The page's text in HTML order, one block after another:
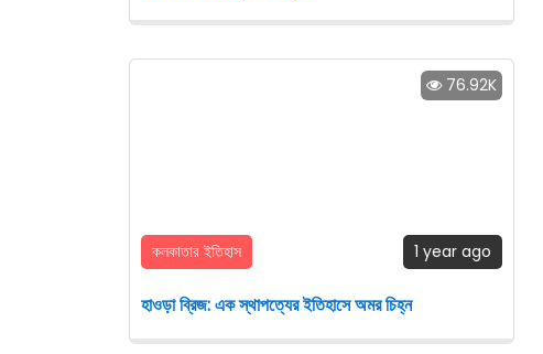
76.92K
কলকাতার ইতিহাস 1 year ago
হাওড়া ব্রিজ: এক স্থাপত্যের ইতিহাসে অমর চিহ্ন